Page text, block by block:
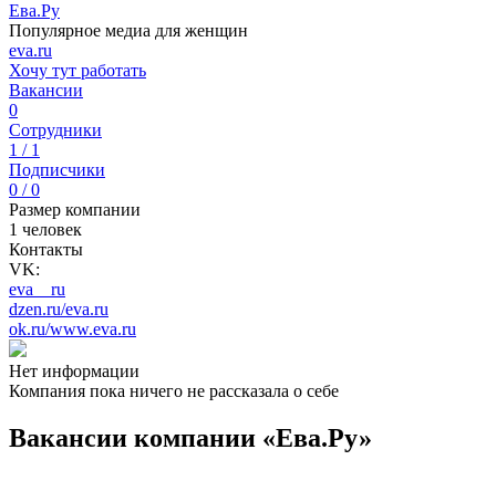
Ева.Ру
Популярное медиа для женщин
eva.ru
Хочу тут работать
Вакансии
0
Сотрудники
1 / 1
Подписчики
0 / 0
Размер компании
1 человек
Контакты
VK:
eva__ru
dzen.ru/eva.ru
ok.ru/www.eva.ru
Нет информации
Компания пока ничего не рассказала о себе
Вакансии компании «Ева.Ру»